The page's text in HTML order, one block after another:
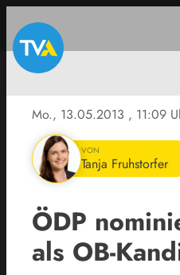
Mo., 13.05.2013 , 11:09
VON
Tanja Fruhstorfer
ÖDP
als OB-